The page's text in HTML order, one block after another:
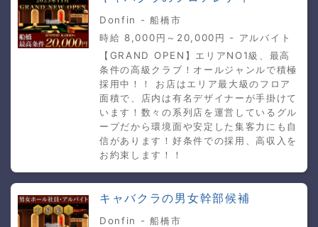
Donfin - 船橋市
時給 8,000円～20,000円 - アルバイト
【GRAND OPEN】エリアNO1級、最高
条件の高級クラブ！オールジャンルで積極
採用中！！ お店はエリア最大級のフロア
面積で、店内は有名デザイナーが手掛けて
います！数々の系列店を運営しているグル
ープだから環境面や安定した集客力にも自
信があります！好条件での採用、高収入を
お約束します！！
キャバクラの男女幹部候補
Donfin - 船橋市